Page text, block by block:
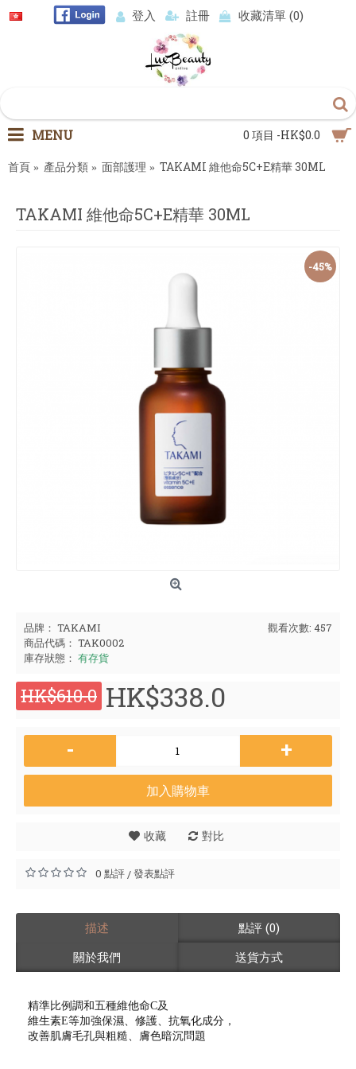
登入 註冊 收藏清單 (0)
0 項目 -HK$0.0
MENU
首頁 產品分類 面部護理 TAKAMI 維他命5C+E精華 30ML
TAKAMI 維他命5C+E精華 30ML
-45%
觀看次數: 457
品牌： TAKAMI
商品代碼： TAK0002
庫存狀態： 有存貨
HK$610.0 HK$338.0
- +
加入購物車
收藏 對比
0 點評/發表點評
描述
點評 (0)
關於我們
送貨方式
精準比例調和五種維他命C及
維生素E等加強保濕、修護、抗氧化成分，
改善肌膚毛孔與粗糙、膚色暗沉問題